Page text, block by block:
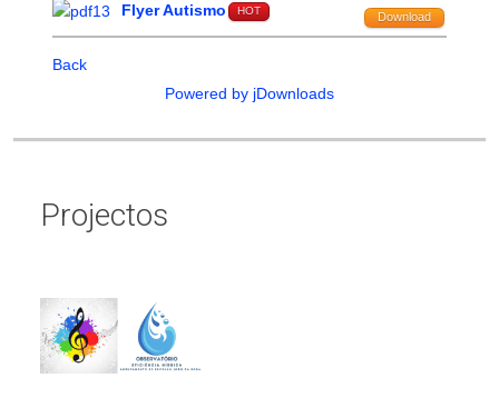
Flyer Autismo HOT Download
Back
Powered by jDownloads
Projectos